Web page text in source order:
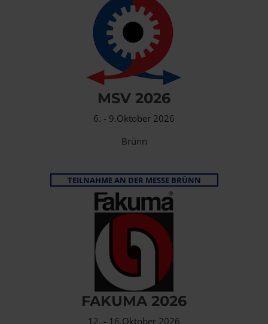
MSV 2026
6. - 9.Oktober 2026
Brünn
TEILNAHME AN DER MESSE BRÜNN
FAKUMA 2026
12. - 16.Oktober 2026